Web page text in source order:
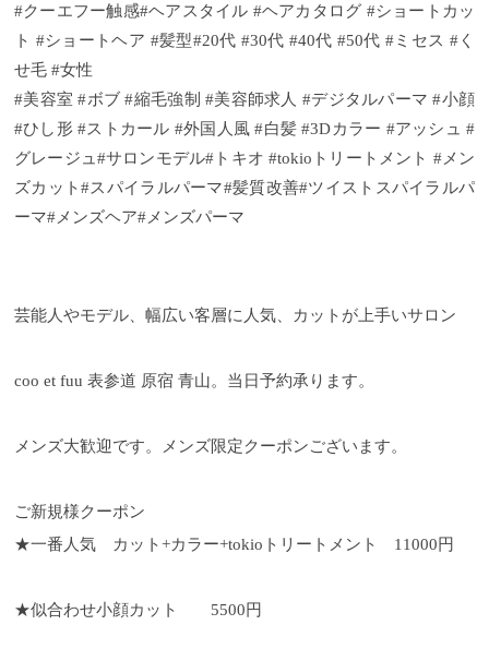
#クーエフー触感#ヘアスタイル #ヘアカタログ #ショートカッ
ト #ショートヘア #髪型#20代 #30代 #40代 #50代 #ミセス #く
せ毛 #女性
#美容室 #ボブ #縮毛強制 #美容師求人 #デジタルパーマ #小顔
#ひし形 #ストカール #外国人風 #白髪 #3Dカラー #アッシュ #
グレージュ#サロンモデル#トキオ #tokioトリートメント #メン
ズカット#スパイラルパーマ#髪質改善#ツイストスパイラルパ
ーマ#メンズヘア#メンズパーマ
芸能人やモデル、幅広い客層に人気、カットが上手いサロン
coo et fuu 表参道 原宿 青山。当日予約承ります。
メンズ大歓迎です。メンズ限定クーポンございます。
ご新規様クーポン
★一番人気 カット+カラー+tokioトリートメント 11000円
★似合わせ小顔カット 5500円